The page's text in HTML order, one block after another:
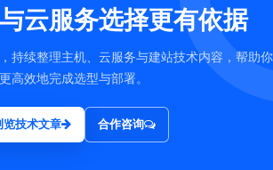
云服务选择更有依据
持续整理主机、云服务与建站技术内容，帮助你
更高效地完成选型与部署。
览技术文章 合作咨询